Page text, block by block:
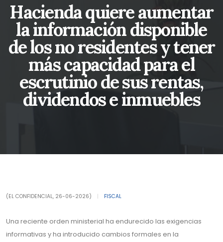
Hacienda quiere aumentar
la información disponible
de los no residentes y tener
más capacidad para el
escrutinio de sus rentas,
dividendos e inmuebles
(EL CONFIDENCIAL, 26-06-2026) FISCAL
Una reciente orden ministerial ha endurecido las exigencias
informativas y ha introducido cambios formales en la